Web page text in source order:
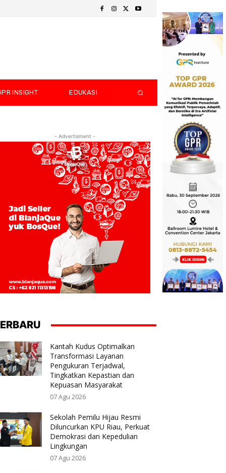
INSIGHT EDUKASI
- Advertisment -
Kantah Kudus Optimalkan
Transformasi Layanan
Pengukuran Terjadwal,
Tingkatkan Kepastian dan
Kepuasan Masyarakat
07 Agu 2026
Sekolah Pemilu Hijau Resmi
Diluncurkan KPU Riau, Perkuat
Demokrasi dan Kepedulian
Lingkungan
07 Agu 2026